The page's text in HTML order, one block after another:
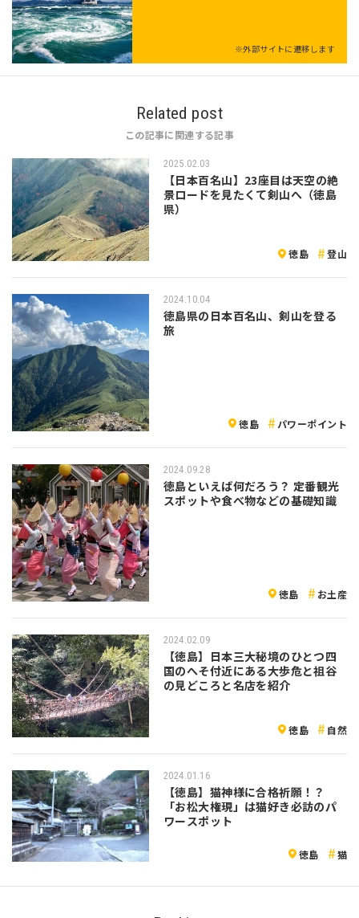
※外部サイトに遷移します
Related post
この記事に関連する記事
2025.02.03
【日本百名山】23座目は天空の絶
景ロードを見たくて剣山へ（徳島
県）
徳島 登山
2024.10.04
徳島県の日本百名山、剣山を登る
旅
徳島 パワーポイント
2024.09.28
徳島といえば何だろう？ 定番観光
スポットや食べ物などの基礎知識
徳島 お土産
2024.02.09
【徳島】日本三大秘境のひとつ四
国のへそ付近にある大歩危と祖谷
の見どころと名店を紹介
徳島 自然
2024.01.16
【徳島】猫神様に合格祈願！？
「お松大権現」は猫好き必訪のパ
ワースポット
徳島 猫